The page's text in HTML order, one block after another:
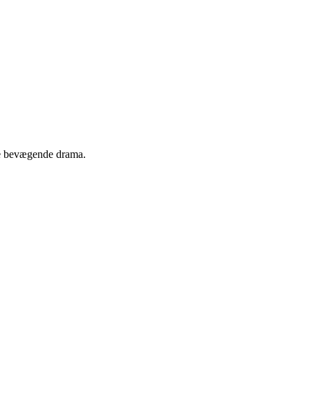
bevægende drama.